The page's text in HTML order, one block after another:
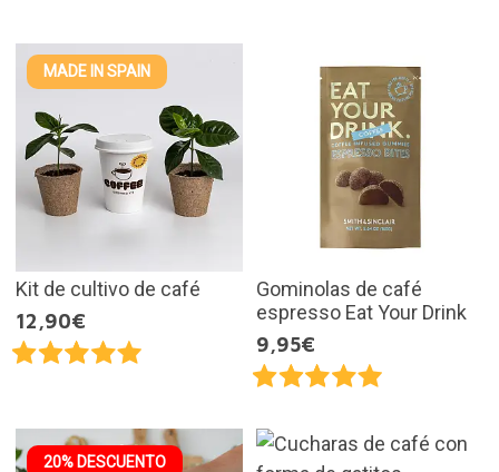
MADE IN SPAIN
Kit de cultivo de café
12,90€
Gominolas de café
espresso Eat Your Drink
9,95€
20% DESCUENTO